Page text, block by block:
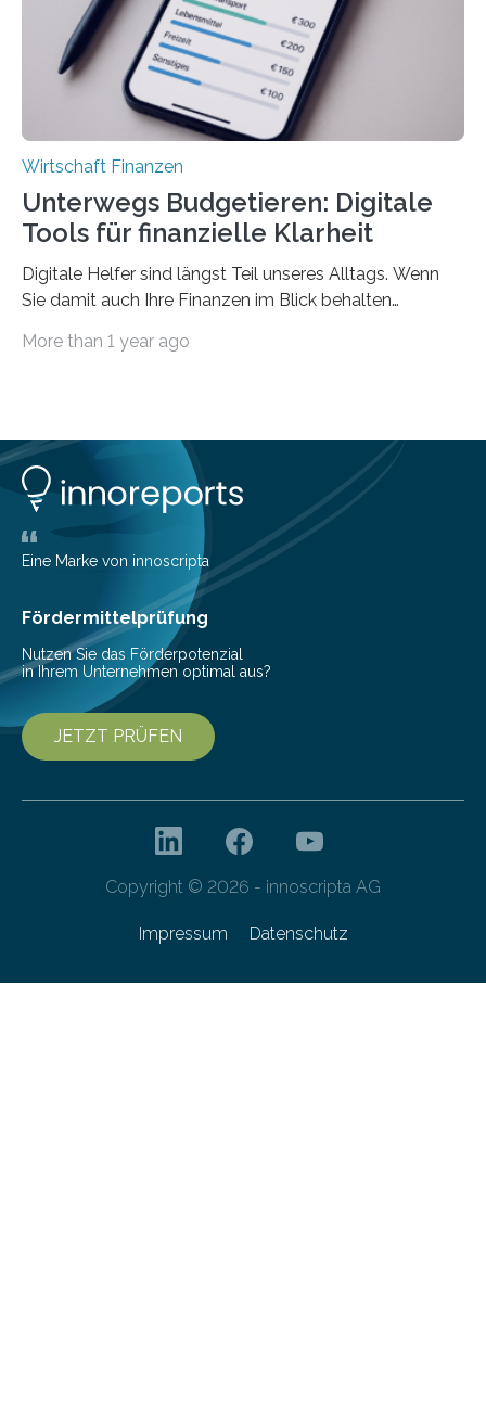
Privatwirtschaft Urlaubsgeld. Zu diesem…
Wirtschaft Finanzen
Unterwegs Budgetieren: Digitale
Tools für finanzielle Klarheit
Digitale Helfer sind längst Teil unseres Alltags. Wenn
Sie damit auch Ihre Finanzen im Blick behalten
die genau das ermöglichen: Sie helfen Ihnen, Ausgaben
Lösungen interessieren. 1. Multibanking-Tools: Alle
Konten auf einen Blick Viele Banken bieten bereits in
ihrem Online-Banking eine Multibanking-Funktion an,
mit der sich Konten bei anderen Banken…
More than 1 year ago
Eine Marke von innoscripta
Fördermittelprüfung
Nutzen Sie das Förderpotenzial
in Ihrem Unternehmen optimal aus?
JETZT PRÜFEN
Copyright © 2026 - innoscripta AG
Impressum Datenschutz